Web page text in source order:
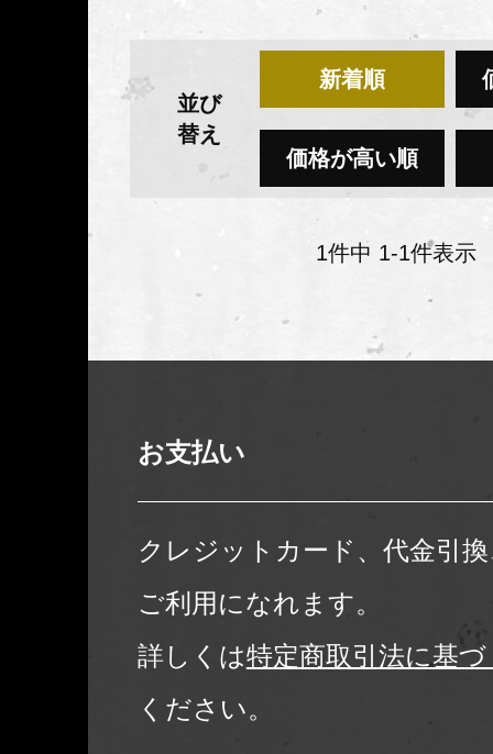
並び
替え
新着順
価格が高い順
1件中 1-1件表示
お支払い
クレジットカード、代金引
ご利用になれます。
詳しくは特定商取引法に基
ください。